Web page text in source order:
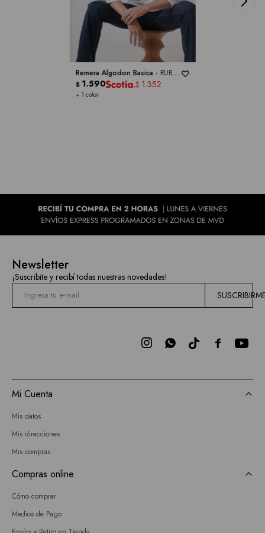
Remera Algodon Basica - RUBY
RD
+ 1 color
$ 1.590 $ 1.352
Newsletter
¡Suscribite y recibí todas nuestras novedades!

 
Mi Cuenta
Mis datos
Mis direcciones
Mis compras
Compras online
Cómo comprar
Medios de Pago